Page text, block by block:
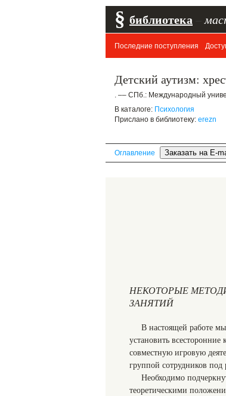
§ библиотека
Последние поступления
Детский аутизм:
. –– СПб.: Международный
В каталоге: Психология
Прислано в библиотеку: erezn
Оглавление
НЕКОТОРЫЕ
ЗАНЯТИЙ
В настоящей работе
установить
совместную игровую
группой сотрудников под
Необходимо
теоретическими